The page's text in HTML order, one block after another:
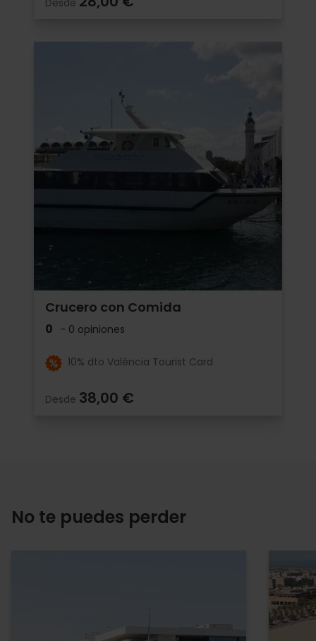
Desde
Crucero con Comida
0 - 0 opiniones
10% dto València Tourist Card
Desde 38,00 €
No te puedes perder